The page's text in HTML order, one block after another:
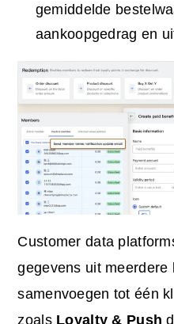
gemiddelde
aankoopgedrag en
Customer data
gegevens uit meerdere
samenvoegen tot één
zoalsLoyalty & Push